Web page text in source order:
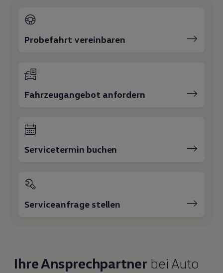
Probefahrt vereinbaren
Fahrzeugangebot anfordern
Servicetermin buchen
Serviceanfrage stellen
Ihre Ansprechpartnerbei Auto